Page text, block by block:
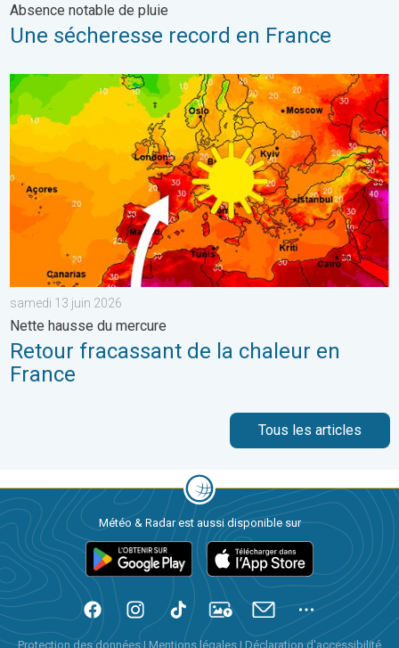
Absence notable de pluie
Une sécheresse record en France
Retour fracassant de la chaleur en France. Nette hausse du
samedi 13 juin 2026
Nette hausse du mercure
Retour fracassant de la chaleur en
France
Tous les articles
Météo & Radar est aussi disponible sur
Protection des données| Mentions légales | Déclaration d'accessibilité